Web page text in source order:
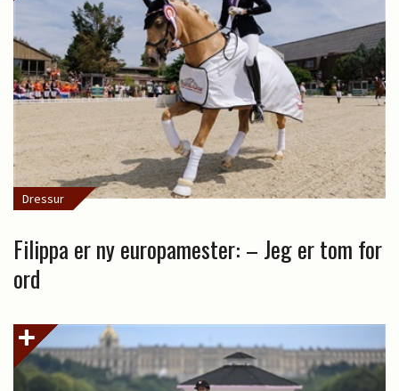
Dressur
Filippa er ny europamester: – Jeg er tom for
ord